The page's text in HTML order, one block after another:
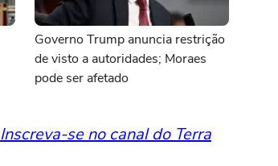
Governo Trump anuncia restrição
de visto a autoridades; Moraes
pode ser afetado
Inscreva-se no canal do Terra